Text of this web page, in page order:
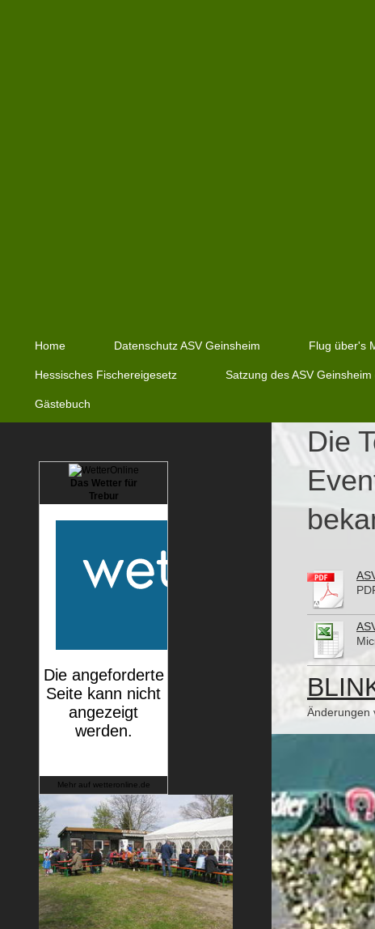
Home Datenschutz ASV Geinsheim Flug über's
Hessisches Fischereigesetz Satzung des ASV Geinsheim
Gästebuch
Die
Änderungen
Das Wetter für
Trebur
Mehr auf wetteronline.de